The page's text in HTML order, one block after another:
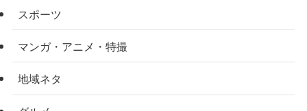
スポーツ
マンガ・アニメ・特撮
地域ネタ